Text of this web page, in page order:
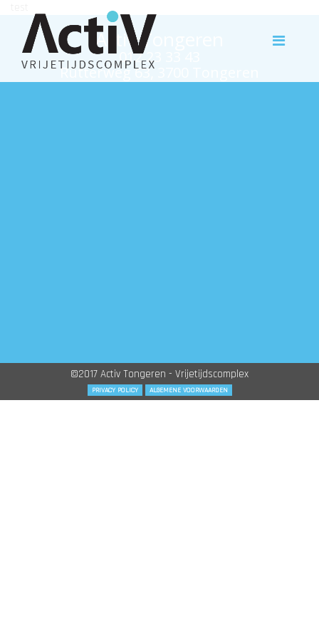
Activ Tongeren
012 23 33 43
Rutterweg 63, 3700 Tongeren
©2017 Activ Tongeren - Vrijetijdscomplex
PRIVACY POLICY ALGEMENE VOORWAARDEN